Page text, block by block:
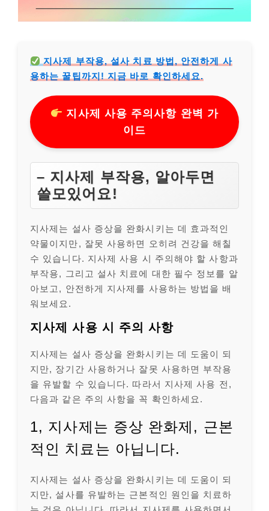
지사제 부작용, 설사 치료 방법, 안전하게 사
용하는 꿀팁까지! 지금 바로 확인하세요.
지사제 사용 주의사항 완벽 가
이드
– 지사제 부작용, 알아두면
쓸모있어요!
지사제는 설사 증상을 완화시키는 데 효과적인
약물이지만, 잘못 사용하면 오히려 건강을 해칠
수 있습니다. 지사제 사용 시 주의해야 할 사항과
부작용, 그리고 설사 치료에 대한 필수 정보를 알
아보고, 안전하게 지사제를 사용하는 방법을 배
워보세요.
지사제 사용 시 주의 사항
지사제는 설사 증상을 완화시키는 데 도움이 되
지만, 장기간 사용하거나 잘못 사용하면 부작용
을 유발할 수 있습니다. 따라서 지사제 사용 전,
다음과 같은 주의 사항을 꼭 확인하세요.
1, 지사제는 증상 완화제, 근본
적인 치료는 아닙니다.
지사제는 설사 증상을 완화시키는 데 도움이 되
지만, 설사를 유발하는 근본적인 원인을 치료하